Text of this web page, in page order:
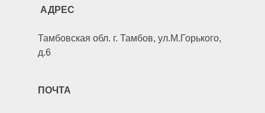
АДРЕС
Тамбовская обл. г. Тамбов, ул.М.Горького,
д.6
ПОЧТА